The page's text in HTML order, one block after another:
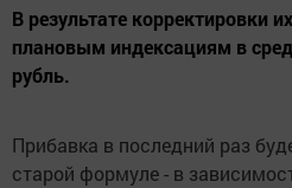
В результате корректировки
плановым индексациям в
рубль.
Прибавка в последний раз
старой формуле - в